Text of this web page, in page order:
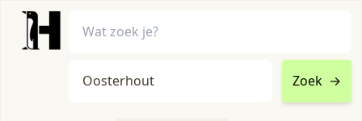
Zoek →